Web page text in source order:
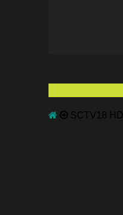
SCTV18 HD